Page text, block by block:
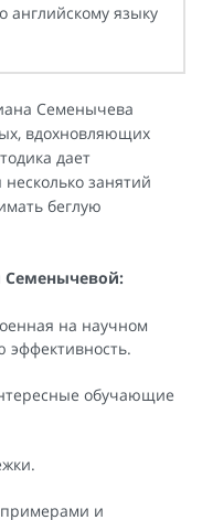
языку
Семенычева
вдохновляющих
дает
занятий
беглую
Семенычевой:
на научном
эффективность.
обучающие
и